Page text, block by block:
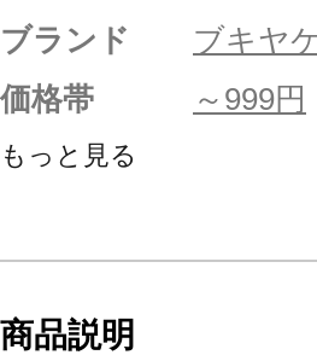
ブランド
ブキヤ
価格帯
～999円
もっと見る
商品説明